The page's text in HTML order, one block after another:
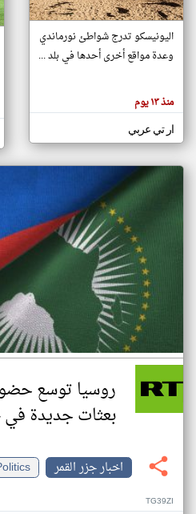
أهم
هنا عن
وجهة
كاتبيها.
اليونيسكو تدرج شواطئ نورماندي
وعدة مواقع أخرى أحدها في بلد ...
منذ ١٣ يوم
ار تي عربي
روسيا توسع
بعثات جديدة في 4 دول أفريقية
اخبار جزر القمر
TG39ZI